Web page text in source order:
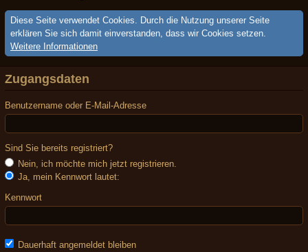
Diese Seite verwendet Cookies. Durch die Nutzung unserer Seite
erklären Sie sich damit einverstanden, dass wir Cookies setzen.
Weitere Informationen
Zugangsdaten
Benutzername oder E-Mail-Adresse
Sind Sie bereits registriert?
Nein, ich möchte mich jetzt registrieren.
Ja, mein Kennwort lautet:
Kennwort
Dauerhaft angemeldet bleiben